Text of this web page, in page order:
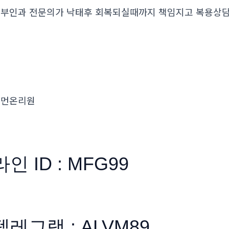
인과 전문의가 낙태후 회복되실때까지 책임지고 복용상
온리원
인 ID : MFG99